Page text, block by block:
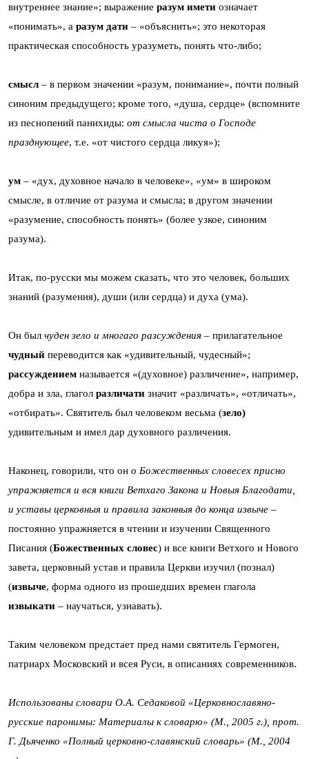
внутреннее знание»; выражение разум имети означает
«понимать», а разум дати – «объяснить»; это некоторая
практическая способность уразуметь, понять что-либо;
смысл – в первом значении «разум, понимание», почти полный
синоним предыдущего; кроме того, «душа, сердце» (вспомните
из песнопений панихиды: от смысла чиста о Господе
празднующее, т.е. «от чистого сердца ликуя»);
ум – «дух, духовное начало в человеке», «ум» в широком
смысле, в отличие от разума и смысла; в другом значении
«разумение, способность понять» (более узкое, синоним
разума).
Итак, по-русски мы можем сказать, что это человек, больших
знаний (разумения), души (или сердца) и духа (ума).
Он был чуден зело и многаго разсуждения – прилагательное
чудный переводится как «удивительный, чудесный»;
рассуждением называется «(духовное) различение», например,
добра и зла, глагол различати значит «различать», «отличать»,
«отбирать». Святитель был человеком весьма (зело)
удивительным и имел дар духовного различения.
Наконец, говорили, что он о Божественных словесех присно
упражняется и вся книги Ветхаго Закона и Новыя Благодати,
и уставы церковныя и правила законныя до конца извыче –
постоянно упражняется в чтении и изучении Священного
Писания (Божественных словес) и все книги Ветхого и Нового
завета, церковный устав и правила Церкви изучил (познал)
(извыче, форма одного из прошедших времен глагола
извыкати – научаться, узнавать).
Таким человеком предстает пред нами святитель Гермоген,
патриарх Московский и всея Руси, в описаниях современников.
Использованы словари О.А. Седаковой «Церковнославяно-
русские паронимы: Материалы к словарю» (М., 2005 г.), прот.
Г. Дьяченко «Полный церковно-славянский словарь» (М., 2004